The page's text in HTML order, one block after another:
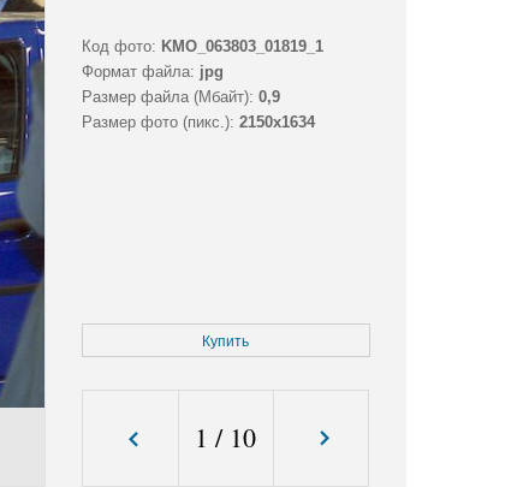
Код фото: KMO_063803_01819_1
Формат файла: jpg
Размер файла (Мбайт): 0,9
Размер фото (пикс.): 2150x1634
Купить
1 / 10